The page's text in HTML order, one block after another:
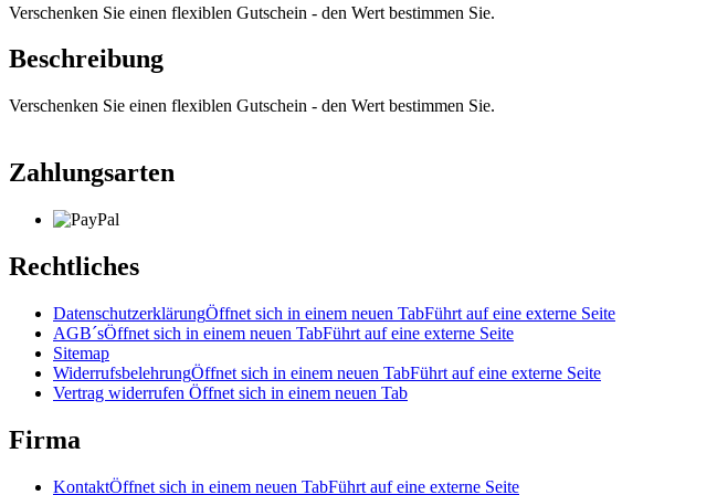
Verschenken Sie einen flexiblen Gutschein - den Wert bestimmen Sie.
Beschreibung
Verschenken Sie einen flexiblen Gutschein - den Wert bestimmen Sie.
Zahlungsarten
Rechtliches
DatenschutzerklärungÖffnet sich in einem neuen TabFührt auf eine externe Seite
AGB´sÖffnet sich in einem neuen TabFührt auf eine externe Seite
Sitemap
WiderrufsbelehrungÖffnet sich in einem neuen TabFührt auf eine externe Seite
Vertrag widerrufen Öffnet sich in einem neuen Tab
Firma
KontaktÖffnet sich in einem neuen TabFührt auf eine externe Seite